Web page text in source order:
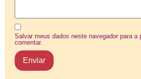
Salvar meus dados neste navegador para a
comentar.